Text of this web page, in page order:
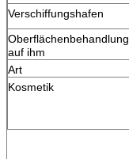
Verschiffungshafen
Oberflächenbehandlung
auf ihm
Art
Kosmetik